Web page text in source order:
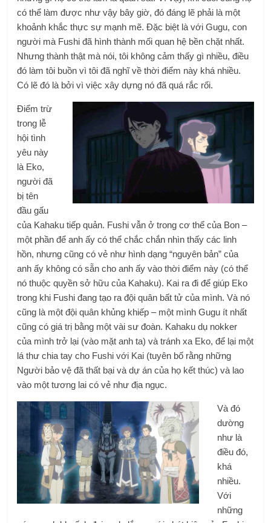
có thể làm được như vậy bây giờ, đó đáng lẽ phải là một
khoảnh khắc thực sự mạnh mẽ. Đặc biệt là với Gugu, con
người mà Fushi đã hình thành mối quan hệ bền chặt nhất.
Nhưng thành thật mà nói, tôi không cảm thấy gì nhiều, điều
đó làm tôi buồn vì tôi đã nghĩ về thời điểm này khá nhiều.
Có lẽ đó là bởi vì việc xây dựng nó đã quá rắc rối.
Điểm trừ
trong lễ
hội tình
yêu này
là Eko,
người đã
bị tên
đầu gấu
của Kahaku tiếp quản. Fushi vẫn ở trong cơ thể của Bon –
một phần để anh ấy có thể chắc chắn nhìn thấy các linh
hồn, nhưng cũng có vẻ như hình dạng “nguyên bản” của
anh ấy không có sẵn cho anh ấy vào thời điểm này (có thể
nó thuộc quyền sở hữu của Kahaku). Kai ra đi để giúp Eko
trong khi Fushi đang tạo ra đội quân bất tử của mình. Và nó
cũng là một đội quân khủng khiếp – một mình Gugu ít nhất
cũng có giá trị bằng một vài sư đoàn. Kahaku dụ nokker
của mình trở lại (vào mặt anh ta) và tránh xa Eko, để lại một
lá thư chia tay cho Fushi với Kai (tuyên bố rằng những
Người bảo vệ đã thất bại và dự án của họ kết thúc) và lao
vào một tương lai có vẻ như địa ngục.
Và đó
dường
như là
điều đó,
khá
nhiều.
Với
những